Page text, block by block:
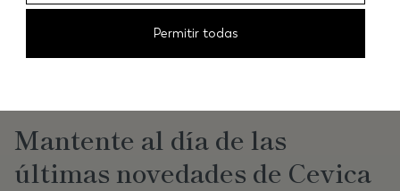
CEVICA/AZULEJOS/TERRE 5X15 YELLOW
Mantente al día de las
últimas novedades de Cevica
Permitir todas